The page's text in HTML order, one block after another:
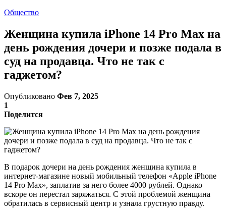
Общество
Женщина купила iPhone 14 Pro Max на
день рождения дочери и позже подала в
суд на продавца. Что не так с
гаджетом?
Опубликовано Фев 7, 2025
1
Поделится
В подарок дочери на день рождения женщина купила в
интернет-магазине новый мобильный телефон «Apple iPhone
14 Pro Max», заплатив за него более 4000 рублей. Однако
вскоре он перестал заряжаться. С этой проблемой женщина
обратилась в сервисный центр и узнала грустную правду.